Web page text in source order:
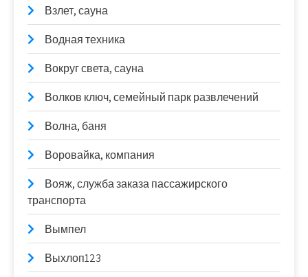
Взлет, сауна
Водная техника
Вокруг света, сауна
Волков ключ, семейный парк развлечений
Волна, баня
Воровайка, компания
Вояж, служба заказа пассажирского
транспорта
Вымпел
Выхлоп123